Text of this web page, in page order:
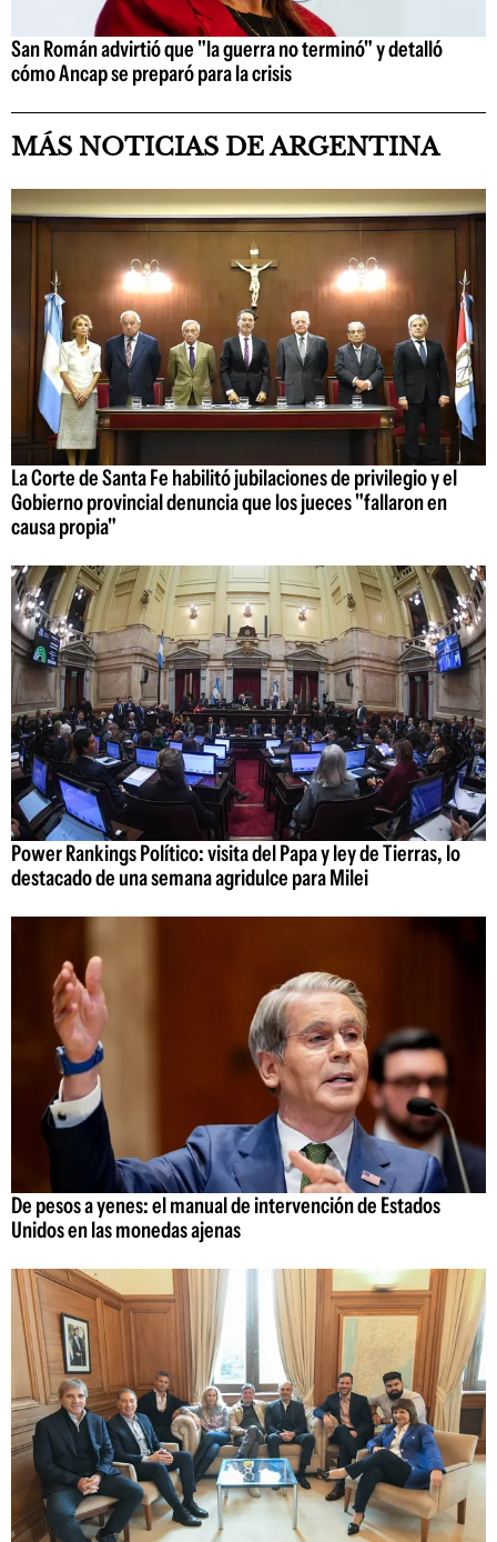
San Román advirtió que "la guerra no terminó" y detalló
cómo Ancap se preparó para la crisis
MÁS NOTICIAS DE ARGENTINA
La Corte de Santa Fe habilitó jubilaciones de privilegio y el
Gobierno provincial denuncia que los jueces "fallaron en
causa propia"
Power Rankings Político: visita del Papa y ley de Tierras, lo
destacado de una semana agridulce para Milei
De pesos a yenes: el manual de intervención de Estados
Unidos en las monedas ajenas